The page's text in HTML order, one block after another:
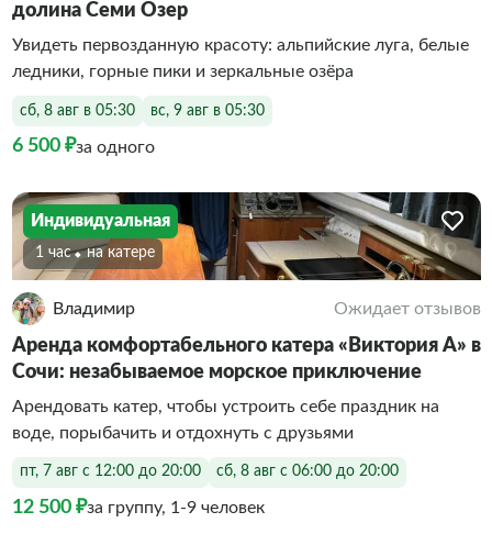
долина Семи Озер
Увидеть первозданную красоту: альпийские луга, белые
ледники, горные пики и зеркальные озёра
сб, 8 авг в 05:30 вс, 9 авг в 05:30
6 500 ₽за одного
Индивидуальная
1 час На катере
Владимир Ожидает отзывов
Аренда комфортабельного катера «Виктория А» в
Сочи: незабываемое морское приключение
Арендовать катер, чтобы устроить себе праздник на
воде, порыбачить и отдохнуть с друзьями
пт, 7 авг с 12:00 до 20:00 сб, 8 авг с 06:00 до 20:00
12 500 ₽за группу, 1-9 человек